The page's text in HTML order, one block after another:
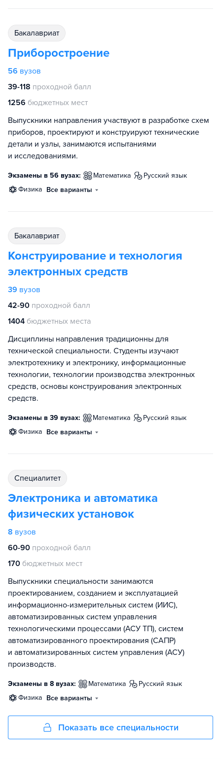
бакалавриат
Приборостроение
56 вузов
39-118 проходной балл
1256 бюджетных мест
Выпускники направления участвуют в разработке схем
приборов, проектируют и конструируют технические
детали и узлы, занимаются испытаниями
и исследованиями.
Экзамены в 56 вузах: математика
русский язык
физика Все варианты
бакалавриат
Конструирование и технология
электронных средств
39 вузов
42-90 проходной балл
1404 бюджетных места
Дисциплины направления традиционны для
технической специальности. Студенты изучают
электротехнику и электронику, информационные
технологии, технологии производства электронных
средств, основы конструирования электронных
средств.
Экзамены в 39 вузах: математика
русский язык
физика Все варианты
специалитет
Электроника и автоматика
физических установок
8 вузов
60-90 проходной балл
170 бюджетных мест
Выпускники специальности занимаются
проектированием, созданием и эксплуатацией
информационно-измерительных систем (ИИС),
автоматизированных систем управления
технологическими процессами (АСУ ТП), систем
автоматизированного проектирования (САПР)
и автоматизированных систем управления (АСУ)
производств.
Экзамены в 8 вузах: математика
русский язык
физика Все варианты
Показать все специальности